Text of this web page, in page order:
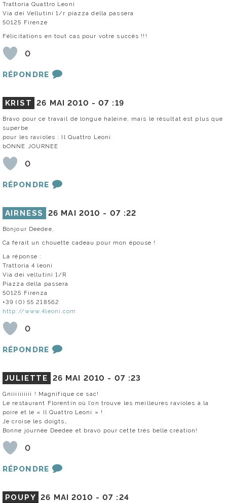
Trattoria Quattro Leoni
Via dei Vellutini 1/r piazza della passera
50125 Firenze
Félicitations en tout cas pour votre succès !!!
0
RÉPONDRE
KRIST 26 MAI 2010 -07 :19
Bravo pour ce travail de longue haleine, mais le résultat est plus que
superbe
pour les ravioles : Il Quattro Leoni
bONNE JOURNEE
0
RÉPONDRE
AIRNESS 26 MAI 2010 - 07 :22
Bonjour Deedee,
Ca ferait un chouette cadeau pour mon épouse !
La réponse :
Trattoria 4 leoni
Via dei vellutini 1/R
Piazza della passera
50125 Firenza
+39 (0) 55 218562
http://www.4leoni.com
0
RÉPONDRE
JULIETTE 26 MAI 2010 - 07 :23
Gniiiiiiiiii ! Magnifique ce sac!
Le restaurant Florentin où l’on trouve les meilleures ravioles à la
poire et le « Il Quattro Leoni » !
Je croise les doigts…
Bonne journée Deedee et bravo pour cette très belle création!
0
RÉPONDRE
POUPY 26 MAI 2010 -07 :24